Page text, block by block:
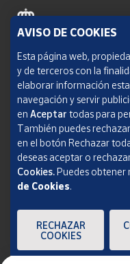
Política de cookies
Aviso legal
Condiciones del servicio
Política de Privacidad Web
Informe de transparencia
SOCIEDAD ESTATAL CORREOS
AVISO DE COOKIES
Esta página web,
y de terceros con la
elaborar información
navegación y servir
en Aceptar todas para
También puedes
en el botón Rechazar
deseas aceptar o
Cookies.Puedes obtener
de Cookies.
RECHAZAR
COOKIES